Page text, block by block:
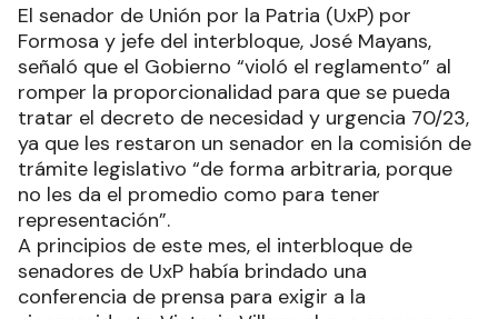
El senador de Unión por la Patria (UxP) por
Formosa y jefe del interbloque, José Mayans,
señaló que el Gobierno “violó el reglamento” al
romper la proporcionalidad para que se pueda
tratar el decreto de necesidad y urgencia 70/23,
ya que les restaron un senador en la comisión de
trámite legislativo “de forma arbitraria, porque
no les da el promedio como para tener
representación”.
A principios de este mes, el interbloque de
senadores de UxP había brindado una
conferencia de prensa para exigir a la